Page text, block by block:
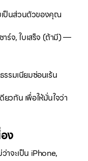
เป็นส่วนตัวของคุณ
ร์จ, ใบเสร็จ (ถ้ามี) —
รรมเนียมซ่อนเร้น
ยวกัน เพื่อให้มั่นใจว่า
ง
าจะเป็น iPhone,